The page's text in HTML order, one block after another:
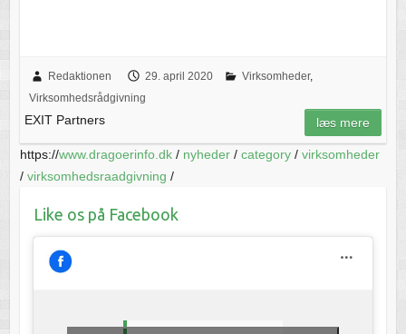
Redaktionen 29. april 2020 Virksomheder,
Virksomhedsrådgivning
EXIT Partners læs mere
https://www.dragoerinfo.dk/ nyheder/ category/ virksomheder
/ virksomhedsraadgivning /
Like os på Facebook